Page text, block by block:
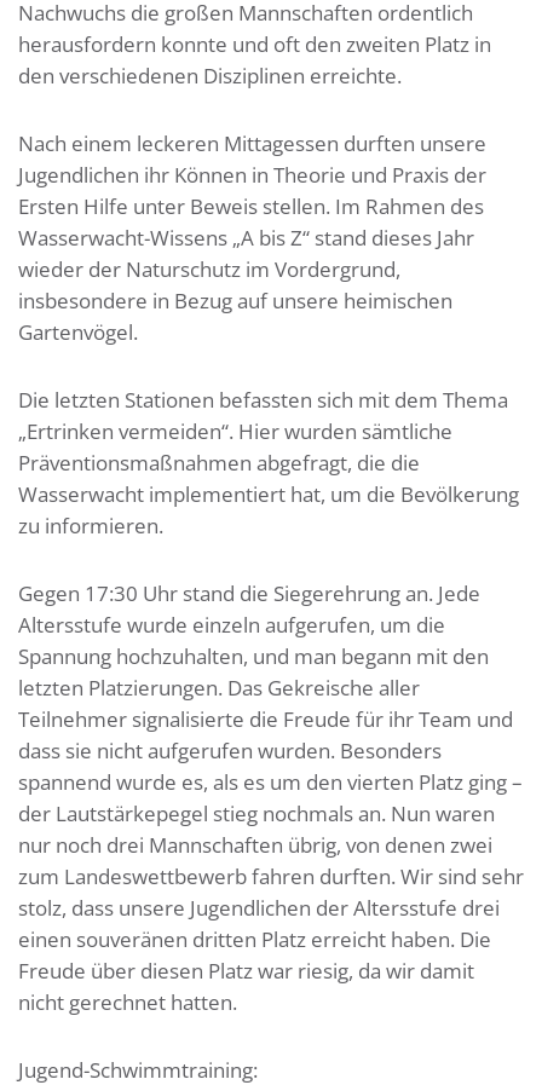
Nachwuchs die großen Mannschaften ordentlich
herausfordern konnte und oft den zweiten Platz in
den verschiedenen Disziplinen erreichte.
Nach einem leckeren Mittagessen durften unsere
Jugendlichen ihr Können in Theorie und Praxis der
Ersten Hilfe unter Beweis stellen. Im Rahmen des
Wasserwacht-Wissens „A bis Z“ stand dieses Jahr
wieder der Naturschutz im Vordergrund,
insbesondere in Bezug auf unsere heimischen
Gartenvögel.
Die letzten Stationen befassten sich mit dem Thema
„Ertrinken vermeiden“. Hier wurden sämtliche
Präventionsmaßnahmen abgefragt, die die
Wasserwacht implementiert hat, um die Bevölkerung
zu informieren.
Gegen 17:30 Uhr stand die Siegerehrung an. Jede
Altersstufe wurde einzeln aufgerufen, um die
Spannung hochzuhalten, und man begann mit den
letzten Platzierungen. Das Gekreische aller
Teilnehmer signalisierte die Freude für ihr Team und
dass sie nicht aufgerufen wurden. Besonders
spannend wurde es, als es um den vierten Platz ging –
der Lautstärkepegel stieg nochmals an. Nun waren
nur noch drei Mannschaften übrig, von denen zwei
zum Landeswettbewerb fahren durften. Wir sind sehr
stolz, dass unsere Jugendlichen der Altersstufe drei
einen souveränen dritten Platz erreicht haben. Die
Freude über diesen Platz war riesig, da wir damit
nicht gerechnet hatten.
Jugend-Schwimmtraining: